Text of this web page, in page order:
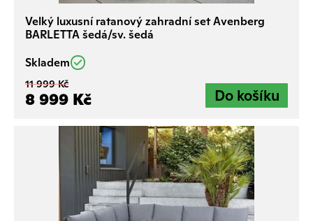
Velký luxusní ratanový zahradní set Avenberg
BARLETTA šedá/sv. šedá
Skladem
11 999 Kč
8 999 Kč